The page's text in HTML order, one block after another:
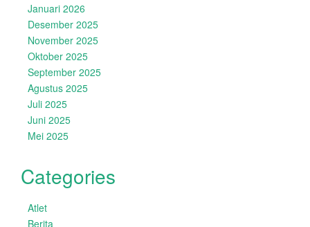
Januari 2026
Desember 2025
November 2025
Oktober 2025
September 2025
Agustus 2025
Juli 2025
Juni 2025
Mei 2025
Categories
Atlet
Berita